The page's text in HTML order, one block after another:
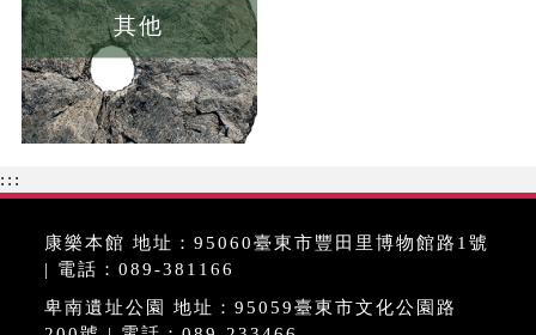
其他
:::
康樂本館 地址：95060臺東市豐田里博物館路1號
| 電話：089-381166
卑南遺址公園 地址：95059臺東市文化公園路